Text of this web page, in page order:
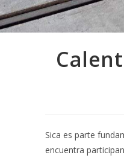
Sica es parte
encuentra